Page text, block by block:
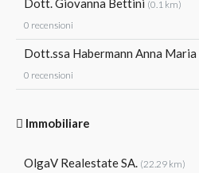
Dott. Giovanna Bettini (0.1 km)
0 recensioni
Dott.ssa Habermann Anna Maria
0 recensioni
Immobiliare
OlgaV Realestate SA. (22.29 km)